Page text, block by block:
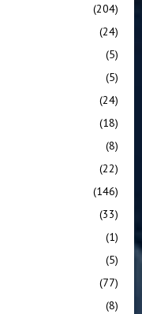
(204)
(24)
(5)
(5)
(24)
(18)
(8)
(22)
(146)
(33)
(1)
(5)
(77)
(8)